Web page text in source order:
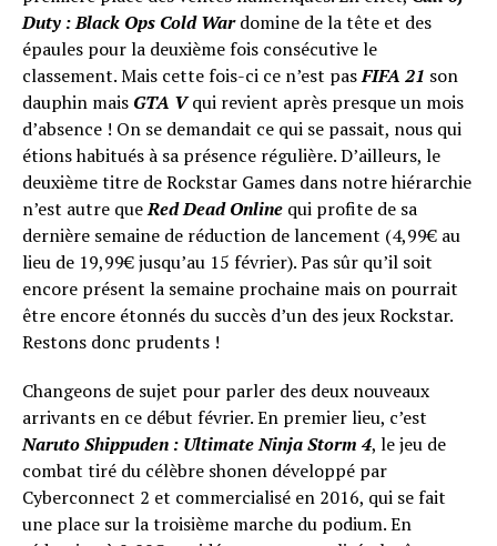
Duty : Black Ops Cold War domine de la tête et des
épaules pour la deuxième fois consécutive le
classement. Mais cette fois-ci ce n’est pasFIFA 21 son
dauphin mais GTA V qui revient après presque un mois
d’absence ! On se demandait ce qui se passait, nous qui
étions habitués à sa présence régulière. D’ailleurs, le
deuxième titre de Rockstar Games dans notre hiérarchie
n’est autre queRed Dead Online qui profite de sa
dernière semaine de réduction de lancement (4,99€ au
lieu de 19,99€ jusqu’au 15 février). Pas sûr qu’il soit
encore présent la semaine prochaine mais on pourrait
être encore étonnés du succès d’un des jeux Rockstar.
Restons donc prudents !
Changeons de sujet pour parler des deux nouveaux
arrivants en ce début février. En premier lieu, c’est
Naruto Shippuden : Ultimate Ninja Storm 4, le jeu de
combat tiré du célèbre shonen développé par
Cyberconnect 2 et commercialisé en 2016, qui se fait
une place sur la troisième marche du podium. En